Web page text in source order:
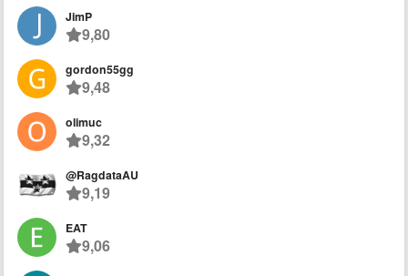
JimP
9,80
gordon55gg
9,48
olimuc
9,32
@RagdataAU
9,19
EAT
9,06